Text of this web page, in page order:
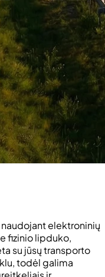
elektroninių
fizinio lipduko,
su jūsų transporto
todėl galima